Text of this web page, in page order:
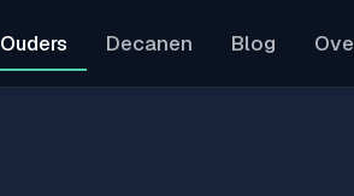
Ouders Decanen Blog